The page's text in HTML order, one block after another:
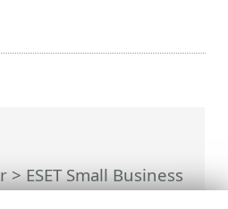
>ESET Small Business
>